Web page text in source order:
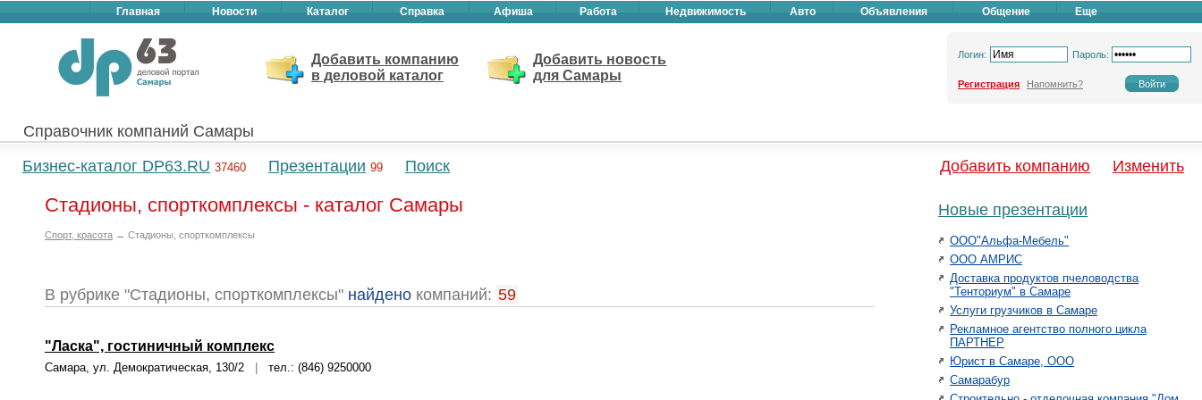
Главная Новости Каталог Справка Афиша Работа Недвижимость Авто Объявления Общение Еще
Добавить компанию
в деловой каталог
Добавить новость
для Самары
Логин: Пароль:
Регистрация Напомнить?
Справочник компаний Самары
Бизнес-каталог DP63.RU 37460 Презентации 99 Поиск Добавить компанию Изменить
Стадионы, спорткомплексы - каталог Самары
Спорт, красота → Стадионы, спорткомплексы
В рубрике "Стадионы, спорткомплексы" найдено компаний: 59
"Ласка", гостиничный комплекс
Самара, ул. Демократическая, 130/2 тел.: (846) 9250000
Новые презентации
ООО"Альфа-Мебель"
ООО АМРИС
Доставка продуктов пчеловодства
"Тенториум" в Самаре
Услуги грузчиков в Самаре
Рекламное агентство полного цикла
ПАРТНЕР
Юрист в Самаре, ООО
Самарабур